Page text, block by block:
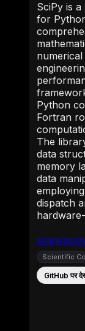
scipy/
SciPy is
for
Python
Fortran
The
data
memory
data
dispatch
Scientific
GitHub पर